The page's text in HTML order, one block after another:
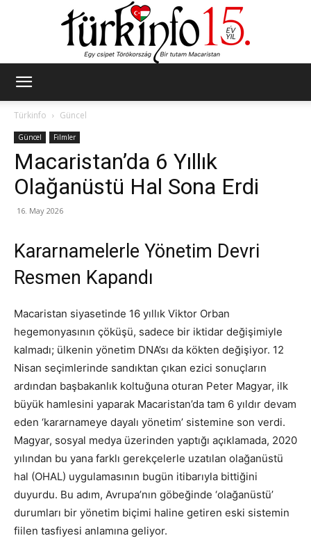
Türkinfo
Güncel
Güncel Filmler
Macaristan’da 6 Yıllık
Olağanüstü Hal Sona Erdi
16. May 2026
Kararnamelerle Yönetim Devri
Resmen Kapandı
Macaristan siyasetinde 16 yıllık Viktor Orban
hegemonyasının çöküşü, sadece bir iktidar değişimiyle
kalmadı; ülkenin yönetim DNA’sı da kökten değişiyor. 12
Nisan seçimlerinde sandıktan çıkan ezici sonuçların
ardından başbakanlık koltuğuna oturan Peter Magyar, ilk
büyük hamlesini yaparak Macaristan’da tam 6 yıldır devam
eden ‘kararnameye dayalı yönetim’ sistemine son verdi.
Magyar, sosyal medya üzerinden yaptığı açıklamada, 2020
yılından bu yana farklı gerekçelerle uzatılan olağanüstü
hal (OHAL) uygulamasının bugün itibarıyla bittiğini
duyurdu. Bu adım, Avrupa’nın göbeğinde ‘olağanüstü’
durumları bir yönetim biçimi haline getiren eski sistemin
fiilen tasfiyesi anlamına geliyor.